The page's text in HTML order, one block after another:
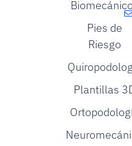
Pies de
Riesgo
Plantillas